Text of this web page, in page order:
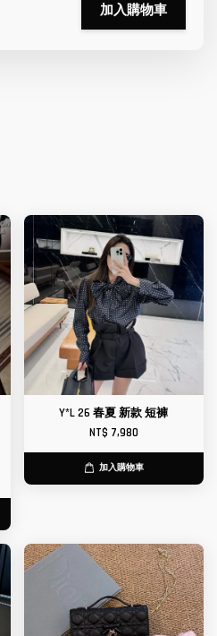
加入購物車
Y*L 26 春夏 新款 短褲
NT$ 7,980
加入購物車